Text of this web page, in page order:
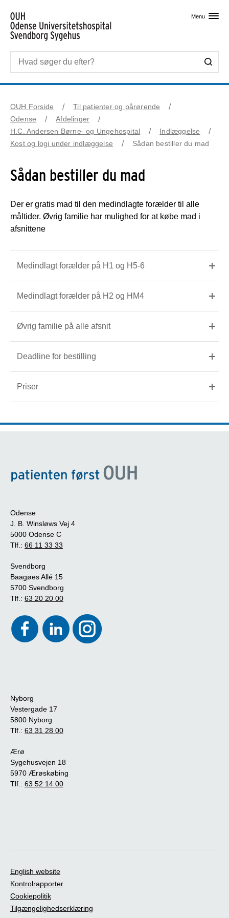
Menu
OUH Forside
Til patienter og pårørende
Odense
Afdelinger
H.C. Andersen Børne- og Ungehospital
Indlæggelse
Kost og logi under indlæggelse
Sådan bestiller du mad
Sådan bestiller du mad
Der er gratis mad til den medindlagte forælder til alle
måltider. Øvrig familie har mulighed for at købe mad i
afsnittene
Medindlagt forælder på H1 og H5-6
Medindlagt forælder på H2 og HM4
Øvrig familie på alle afsnit
Deadline for bestilling
Priser
Odense
J. B. Winsløws Vej 4
5000 Odense C
Tlf.: 66 11 33 33
Svendborg
Baagøes Allé 15
5700 Svendborg
Tlf.: 63 20 20 00
Nyborg
Vestergade 17
5800 Nyborg
Tlf.: 63 31 28 00
Ærø
Sygehusvejen 18
5970 Ærøskøbing
Tlf.: 63 52 14 00
English website
Kontrolrapporter
Cookiepolitik
Tilgængelighedserklæring